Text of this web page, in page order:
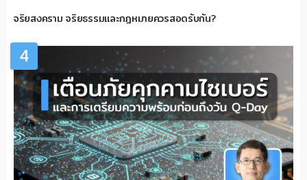
จริยสงคราม จริยธรรมและกฎหมายควรสอดรับกัน?
4